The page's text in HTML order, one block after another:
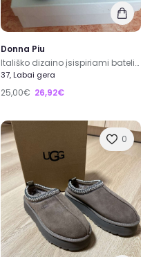
Donna Piu
Itališko dizaino įsispiriami bateliai
37, Labai gera
25,00€ 26,92€
0